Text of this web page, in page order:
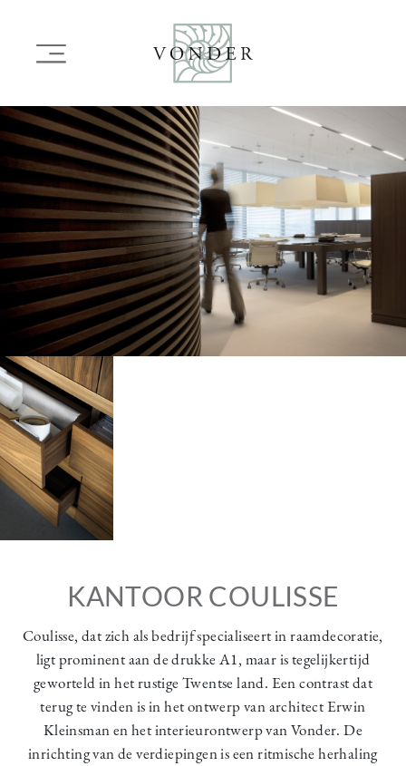
NAAR
INHOUD
GAAN
Main
Image
Image
KANTOOR COULISSE
Coulisse, dat zich als bedrijf specialiseert in raamdecoratie,
ligt prominent aan de drukke A1, maar is tegelijkertijd
geworteld in het rustige Twentse land. Een contrast dat
terug te vinden is in het ontwerp van architect Erwin
Kleinsman en het interieurontwerp van Vonder. De
inrichting van de verdiepingen is een ritmische herhaling